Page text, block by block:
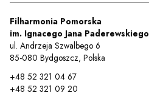
Filharmonia Pomorska
im. Ignacego Jana Paderewskiego
ul. Andrzeja Szwalbego 6
85-080 Bydgoszcz, Polska
+48 52 321 04 67
+48 52 321 09 20